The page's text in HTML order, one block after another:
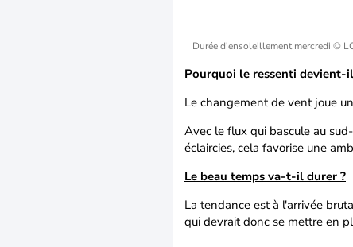
Durée d'ensoleillement mercredi ©
Pourquoi le ressenti devient-
Le changement de vent joue
Avec le flux qui bascule au
éclaircies, cela favorise une
Le beau temps va-t-il durer ?
La tendance est à l'arrivée
qui devrait donc se mettre en